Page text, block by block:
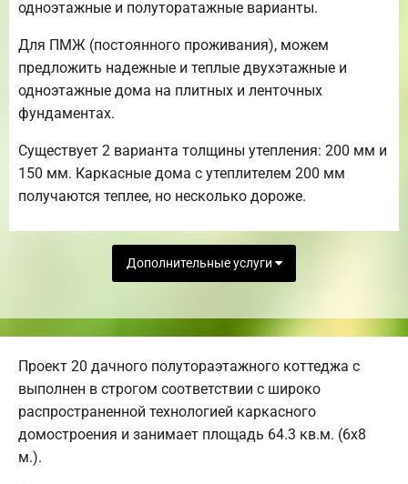
одноэтажные и полуторатажные варианты.
Для ПМЖ (постоянного проживания), можем
предложить надежные и теплые двухэтажные и
одноэтажные дома на плитных и ленточных
фундаментах.
Существует 2 варианта толщины утепления: 200 мм и
150 мм. Каркасные дома с утеплителем 200 мм
получаются теплее, но несколько дороже.
Дополнительные услуги
Проект 20 дачного полутораэтажного коттеджа с
выполнен в строгом соответствии с широко
распространенной технологией каркасного
домостроения и занимает площадь 64.3 кв.м. (6х8
м.).